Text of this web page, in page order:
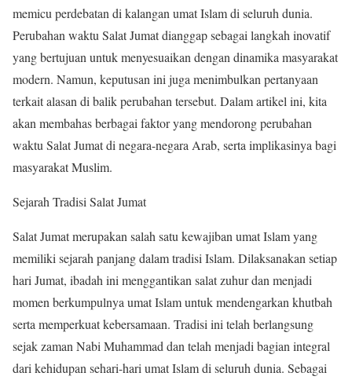
memicu perdebatan di kalangan umat Islam di seluruh dunia.
Perubahan waktu Salat Jumat dianggap sebagai langkah inovatif
yang bertujuan untuk menyesuaikan dengan dinamika masyarakat
modern. Namun, keputusan ini juga menimbulkan pertanyaan
terkait alasan di balik perubahan tersebut. Dalam artikel ini, kita
akan membahas berbagai faktor yang mendorong perubahan
waktu Salat Jumat di negara-negara Arab, serta implikasinya bagi
masyarakat Muslim.
Sejarah Tradisi Salat Jumat
Salat Jumat merupakan salah satu kewajiban umat Islam yang
memiliki sejarah panjang dalam tradisi Islam. Dilaksanakan setiap
hari Jumat, ibadah ini menggantikan salat zuhur dan menjadi
momen berkumpulnya umat Islam untuk mendengarkan khutbah
serta memperkuat kebersamaan. Tradisi ini telah berlangsung
sejak zaman Nabi Muhammad dan telah menjadi bagian integral
dari kehidupan sehari-hari umat Islam di seluruh dunia. Sebagai